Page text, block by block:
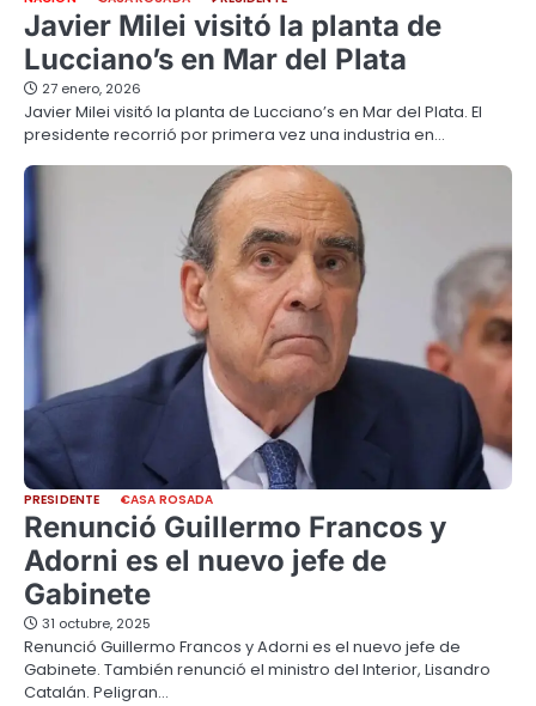
Javier Milei visitó la planta de
Lucciano’s en Mar del Plata
27 enero, 2026
Javier Milei visitó la planta de Lucciano’s en Mar del Plata. El
presidente recorrió por primera vez una industria en…
PRESIDENTE CASA ROSADA
Renunció Guillermo Francos y
Adorni es el nuevo jefe de
Gabinete
31 octubre, 2025
Renunció Guillermo Francos y Adorni es el nuevo jefe de
Gabinete. También renunció el ministro del Interior, Lisandro
Catalán. Peligran…